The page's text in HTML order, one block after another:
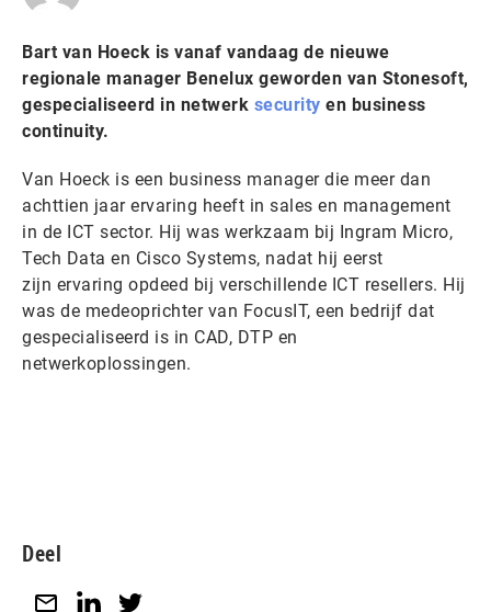
Bart van Hoeck is vanaf vandaag de nieuwe
regionale manager Benelux geworden van Stonesoft,
gespecialiseerd in netwerk security en business
continuity.
Van Hoeck is een business manager die meer dan
achttien jaar ervaring heeft in sales en management
in de ICT sector. Hij was werkzaam bij Ingram Micro,
Tech Data en Cisco Systems, nadat hij eerst
zijn ervaring opdeed bij verschillende ICT resellers. Hij
was de medeoprichter van FocusIT, een bedrijf dat
gespecialiseerd is in CAD, DTP en
netwerkoplossingen.
Deel